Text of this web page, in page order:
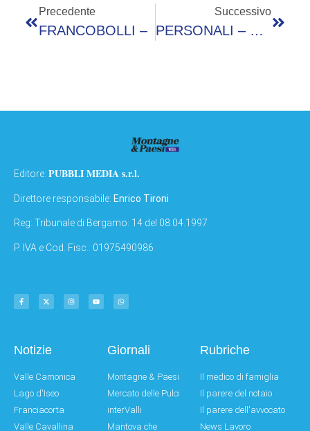
Precedente
FRANCOBOLLI –
Successivo
PERSONALI – CERCASI UOMO 60-62 ANNI PE CONSOSCENZA E FREQUENTAZIONE
Editore: PUBBLI MEDIA s.r.l.
Direttore responsabile: Enrico Tironi
Reg: Tribunale di Bergamo: 14 del 08.04.1997
P. IVA e Cod. Fisc.: 01975490986
Notizie
Valle Camonica
Lago d'Iseo
Franciacorta
Valle Cavallina
Giornali
Montagne & Paesi
Mercato delle Pulci
interValli
Mantova che
Rubriche
Il medico di famiglia
Il parere del notaio
Il parere dell'avvocato
News Lavoro